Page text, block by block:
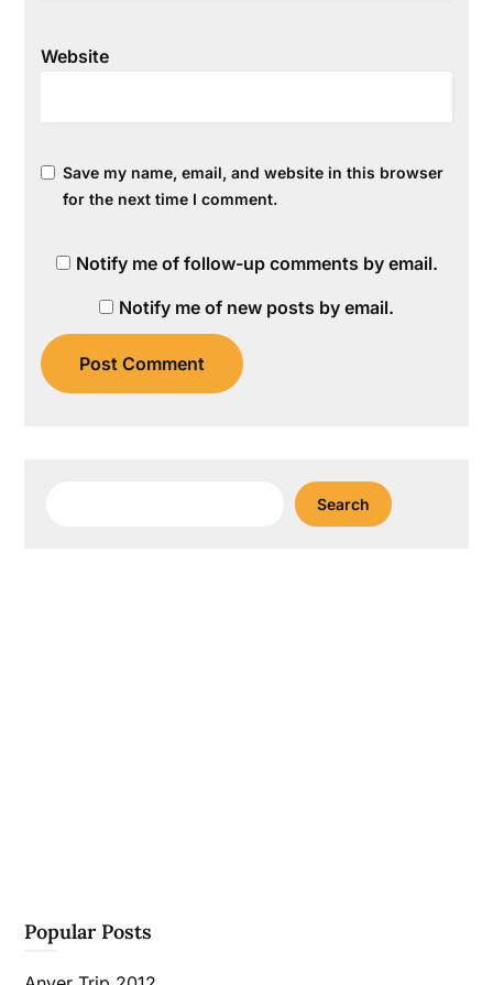
Website
Save my name, email, and website in this browser
for the next time I comment.
Notify me of follow-up comments by email.
Notify me of new posts by email.
Search
Popular Posts